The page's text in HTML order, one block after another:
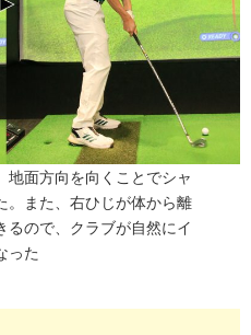
地面方向を向くことでシャ
。また、右ひじが体から離
るので、クラブが自然にイ
った